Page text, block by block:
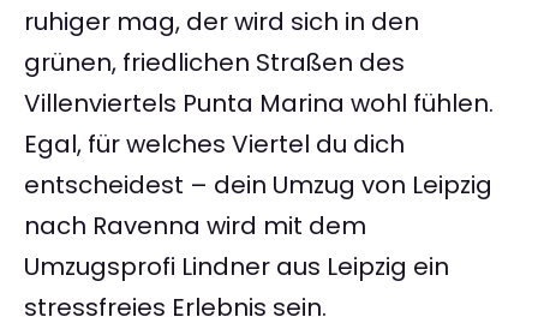
ruhiger mag, der wird sich in den
grünen, friedlichen Straßen des
Villenviertels Punta Marina wohl fühlen.
Egal, für welches Viertel du dich
entscheidest – dein Umzug von Leipzig
nach Ravenna wird mit dem
Umzugsprofi Lindner aus Leipzig ein
stressfreies Erlebnis sein.